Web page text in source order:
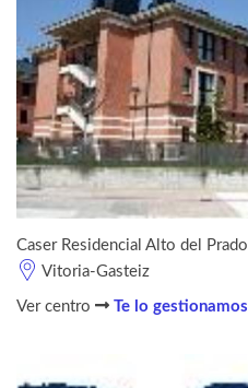
Caser Residencial Alto del Prado
Vitoria-Gasteiz
Ver centro Te lo gestionamos